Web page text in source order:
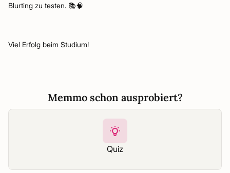
Blurting zu testen. 📚🧠
Viel Erfolg beim Studium!
Memmo schon ausprobiert?
Quiz